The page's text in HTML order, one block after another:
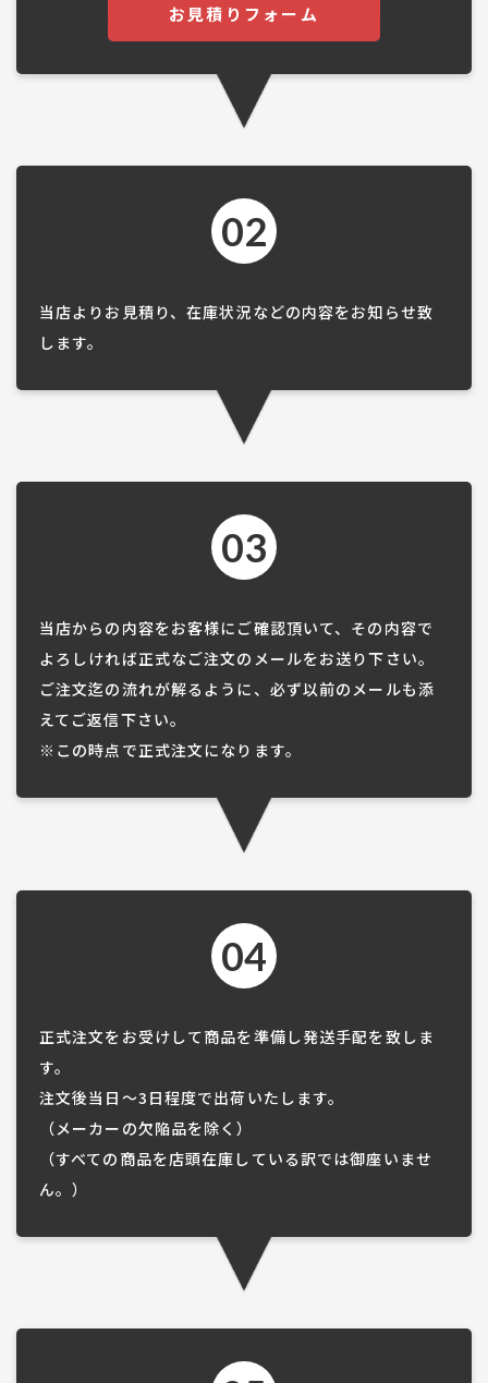
お見積りフォーム
02
当店よりお見積り、在庫状況などの内容をお知らせ致
します。
03
当店からの内容をお客様にご確認頂いて、その内容で
よろしければ正式なご注文のメールをお送り下さい。
ご注文迄の流れが解るように、必ず以前のメールも添
えてご返信下さい。
​​​​​​​※この時点で正式注文になります。
04
正式注文をお受けして商品を準備し発送手配を致しま
す。
​​​​​​​注文後当日～3日程度で出荷いたします。
​​​​​​​（メーカーの欠陥品を除く）
（すべての商品を店頭在庫している訳では御座いませ
ん。）